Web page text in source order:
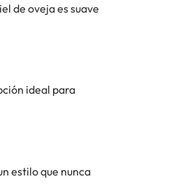
de oveja es suave
ideal para
estilo que nunca